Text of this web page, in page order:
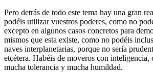
Pero detrás de todo este tema hay una gran
podéis utilizar vuestros poderes, como no
excepto en algunos casos concretos para
mismos que esta existe, como no podéis
naves interplanetarias, porque no sería
etcétera. Habéis de moveros con inteligencia,
mucha tolerancia y mucha humildad.